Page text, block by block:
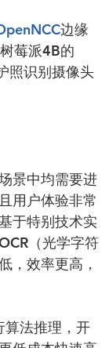
边缘
莓派4B的
照识别摄像头
景中均需要进
用户体验非常
于特别技术实
（光学字符
，效率更高，
算法推理，开